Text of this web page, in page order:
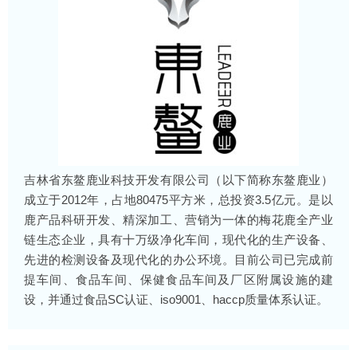
吉林省东鳌鹿业科技开发有限公司（以下简称东鳌鹿业）
成立于2012年，占地80475平方米，总投资3.5亿元。是以
鹿产品科研开发、精深加工、营销为一体的梅花鹿全产业
链生态企业，具有十万级净化车间，现代化的生产设备、
先进的检测设备及现代化的办公环境。目前公司已完成前
提车间、食品车间、保健食品车间及厂区附属设施的建
设，并通过食品SC认证、iso9001、haccp质量体系认证。